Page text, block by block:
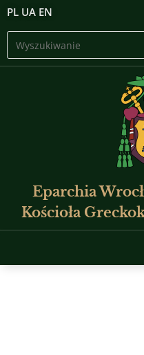
PL UA EN
Eparchia
Kościoła